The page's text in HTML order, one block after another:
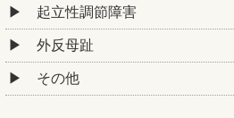
起立性調節障害
外反母趾
その他